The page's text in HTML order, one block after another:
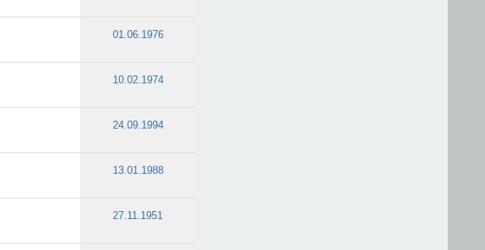
01.06.1976
10.02.1974
24.09.1994
13.01.1988
27.11.1951